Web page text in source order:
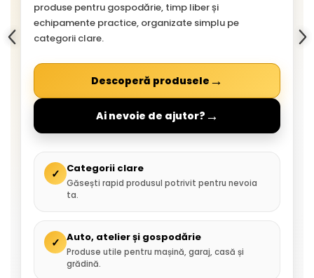
produse pentru gospodărie, timp liber și
echipamente practice, organizate simplu pe
categorii clare.
Descoperă produsele →
Ai nevoie de ajutor? →
✓ Categorii clare
Găsești rapid produsul potrivit pentru nevoia
ta.
✓ Auto, atelier și gospodărie
Produse utile pentru mașină, garaj, casă și
grădină.